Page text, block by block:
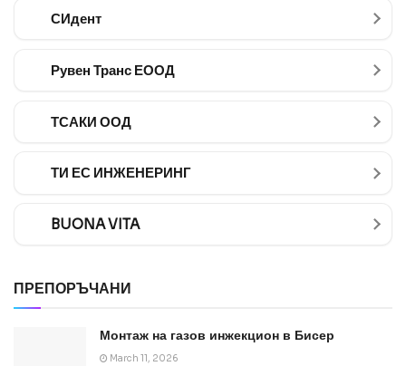
СИдент
Рувен Транс ЕООД
ТСАКИ ООД
ТИ ЕС ИНЖЕНЕРИНГ
BUONA VITA
ПРЕПОРЪЧАНИ
Монтаж на газов инжекцион в Бисер
March 11, 2026